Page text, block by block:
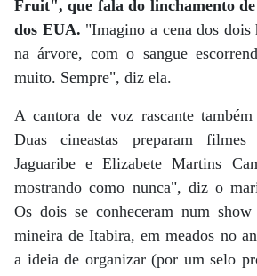
Fruit", que fala do linchamento de
dos EUA. "Imagino a cena dos dois
na árvore, com o sangue
muito. Sempre", diz ela.
A cantora de voz rascante
Duas cineastas preparam
Jaguaribe e Elizabete Martins
mostrando como nunca", diz o
Os dois se conheceram num
mineira de Itabira, em meados no
a ideia de organizar (por um selo